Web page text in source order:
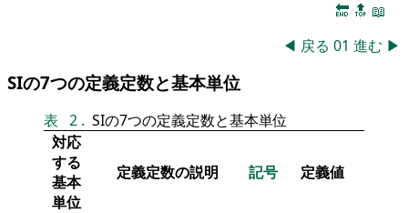
🔚 🔝 📖
◀ 戻る 01 進む ▶
SIの7つの定義定数と基本単位
表 2 . SIの7つの定義定数と基本単位
対応
する
基本
単位
定義定数の説明 記号 定義値